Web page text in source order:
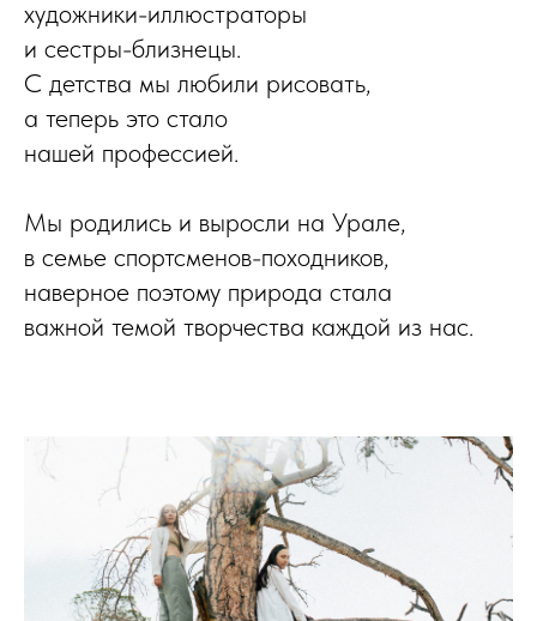
художники-иллюстраторы
и сестры-близнецы.
С детства мы любили рисовать,
а теперь это стало
нашей профессией.
Мы родились и выросли на Урале,
в семье спортсменов-походников,
наверное поэтому природа стала
важной темой творчества каждой из нас.